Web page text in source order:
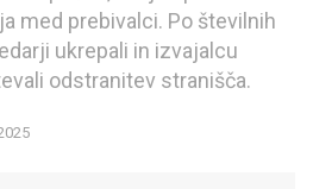
med prebivalci. Po številnih
ukrepali in izvajalcu
odstranitev stranišča.